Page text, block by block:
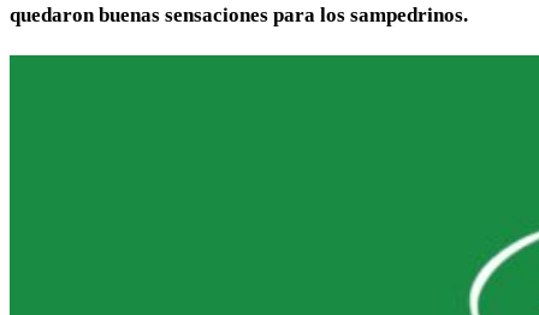
quedaron buenas sensaciones para los sampedrinos.